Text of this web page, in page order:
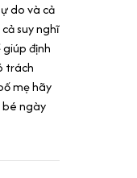
do và cả
suy nghĩ
định
trách
mẹ hãy
bé ngày